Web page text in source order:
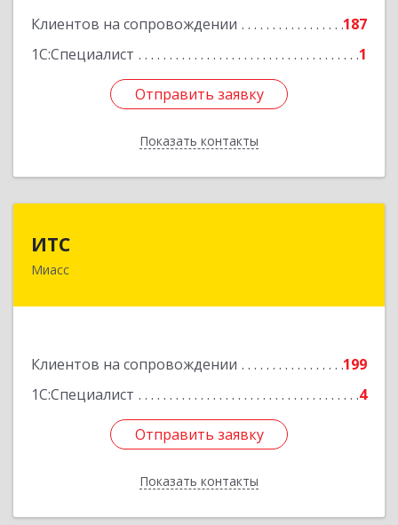
Клиентов на сопровождении
187
1С:Специалист
1
Отправить заявку
Показать контакты
Отправить заявку
Назад
ИТС
Миасс
Клиентов на сопровождении
199
1С:Специалист
4
Отправить заявку
Показать контакты
456300, Челябинская обл, Миасс г, Романенко
Отправить заявку
Назад